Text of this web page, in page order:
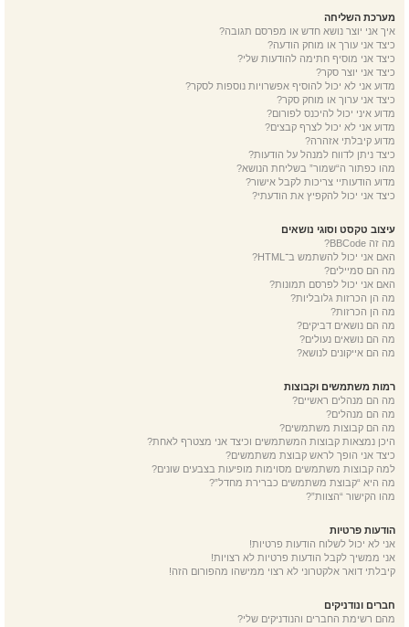
מערכת השליחה
איך אני יוצר נושא חדש או מפרסם תגובה?
כיצד אני עורך או מוחק הודעה?
כיצד אני מוסיף חתימה להודעות שלי?
כיצד אני יוצר סקר?
מדוע אני לא יכול להוסיף אפשרויות נוספות לסקר?
כיצד אני ערוך או מוחק סקר?
מדוע איני יכול להיכנס לפורום?
מדוע אני לא יכול לצרף קבצים?
מדוע קיבלתי אזהרה?
כיצד ניתן לדווח למנהל על הודעות?
מהו כפתור ה“שמור” בשליחת הנושא?
מדוע הודעותיי צריכות לקבל אישור?
כיצד אני יכול להקפיץ את הודעתי?
עיצוב טקסט וסוגי נושאים
מה זה BBCode?
האם אני יכול להשתמש ב־HTML?
מה הם סמיילים?
האם אני יכול לפרסם תמונות?
מה הן הכרזות גלובליות?
מה הן הכרזות?
מה הם נושאים דביקים?
מה הם נושאים נעולים?
מה הם אייקונים לנושא?
רמות משתמשים וקבוצות
מה הם מנהלים ראשיים?
מה הם מנהלים?
מה הם קבוצות משתמשים?
היכן נמצאות קבוצות המשתמשים וכיצד אני מצטרף לאחת?
כיצד אני הופך לראש קבוצת משתמשים?
למה קבוצות משתמשים מסוימות מופיעות בצבעים שונים?
מה היא “קבוצת משתמשים כברירת מחדל”?
מהו הקישור “הצוות”?
הודעות פרטיות
אני לא יכול לשלוח הודעות פרטיות!
אני ממשיך לקבל הודעות פרטיות לא רצויות!
קיבלתי דואר אלקטרוני לא רצוי ממישהו מהפורום הזה!
חברים ונודניקים
מהם רשימת החברים והנודניקים שלי?